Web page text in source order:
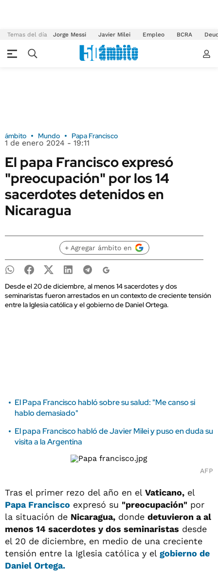
Temas del día Jorge Messi Javier Milei Empleo BCRA
ámbito Mundo Papa Francisco
1 de enero 2024 - 19:11
El papa Francisco expresó
"preocupación" por los 14
sacerdotes detenidos en
Nicaragua
+ Agregar ámbito en
Desde el 20 de diciembre, al menos 14 sacerdotes y dos
seminaristas fueron arrestados en un contexto de creciente tensión
entre la Iglesia católica y el gobierno de Daniel Ortega.
El Papa Francisco habló sobre su salud: "Me canso si
hablo demasiado"
El papa Francisco habló de Javier Milei y puso en duda su
visita a la Argentina
AFP
Tras el primer rezo del año en el Vaticano, el
Papa Francisco expresó su "preocupación" por
la situación de Nicaragua, donde detuvieron a al
menos 14 sacerdotes y dos seminaristas desde
el 20 de diciembre, en medio de una creciente
tensión entre la Iglesia católica y el gobierno de
Daniel Ortega.